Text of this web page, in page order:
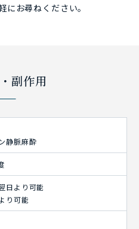
にお尋ねください。
副作用
静脈麻酔
日より可能
り可能